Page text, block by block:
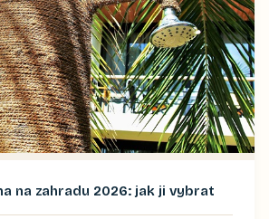
na zahradu 2026: jak ji vybrat